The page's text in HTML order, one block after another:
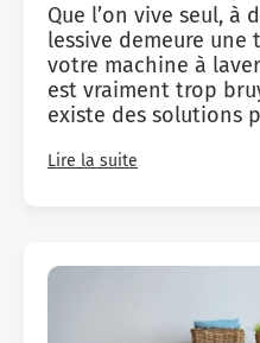
Que l’on vive seul, à
lessive demeure une
votre machine à
est vraiment trop
existe des solutions
Lire la suite